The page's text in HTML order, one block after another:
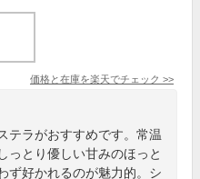
価格と在庫を楽天でチェック >>
テラがおすすめです。常温
っとり優しい甘みのほっと
ず好かれるのが魅力的。シ